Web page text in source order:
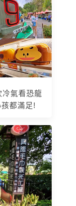
冷氣看恐龍
都滿足!